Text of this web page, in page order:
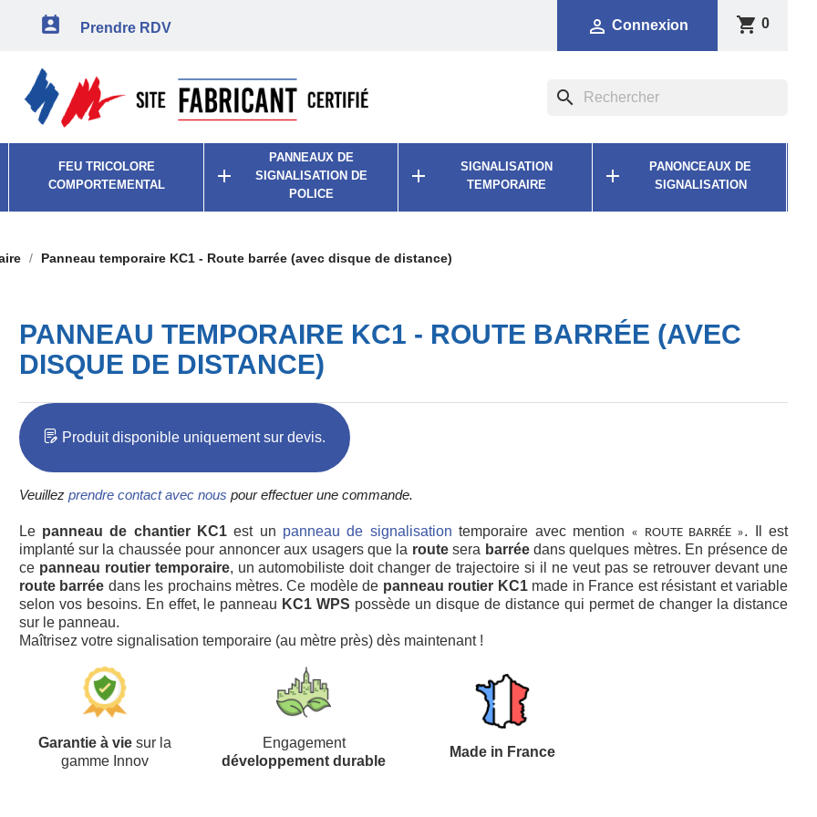
 Prendre RDV  Connexion shopping_cart 0
search
FEU TRICOLORE
COMPORTEMENTAL

PANNEAUX DE
SIGNALISATION DE
POLICE

SIGNALISATION
TEMPORAIRE

PANONCEAUX DE
SIGNALISATION
Panneau temporaire KC1 - Route barrée (avec disque de distance)
PANNEAU TEMPORAIRE KC1 - ROUTE BARRÉE (AVEC
DISQUE DE DISTANCE)
Produit disponible uniquement sur devis.
Veuillez prendre contact avec nous pour effectuer une commande.
Lepanneau de chantier KC1 est un panneau de signalisation temporaire avec mention « ROUTE BARRÉE ». Il est
implanté sur la chaussée pour annoncer aux usagers que la routesera barréedans quelques mètres. En présence de
ce panneau routier temporaire, un automobiliste doit changer de trajectoire si il ne veut pas se retrouver devant une
route barrée dans les prochains mètres. Ce modèle de panneau routier KC1made in France est résistant et variable
selon vos besoins. En effet, le panneau KC1 WPS possède un disque de distance qui permet de changer la distance
sur le panneau.
Maîtrisez votre signalisation temporaire (au mètre près) dès maintenant !
Garantie à viesur la
gamme Innov
Engagement
développement durable
Made in France